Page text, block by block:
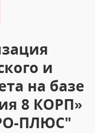
и
на базе
8 КОРП»
ПЛЮС"